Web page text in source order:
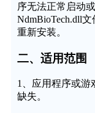
序无法正常启动
NdmBioTech.dll
重新安装。
二、适用范围
1、应用程序或游
缺失。